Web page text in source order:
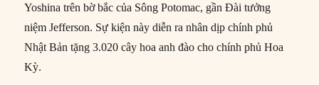
Yoshina trên bờ bắc của Sông Potomac, gần Đài tưởng
niệm Jefferson. Sự kiện này diễn ra nhân dịp chính phủ
Nhật Bản tặng 3.020 cây hoa anh đào cho chính phủ Hoa
Kỳ.